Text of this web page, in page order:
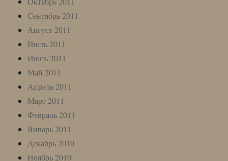
Сентябрь 2011
Август 2011
Июль 2011
Июнь 2011
Май 2011
Апрель 2011
Март 2011
Февраль 2011
Январь 2011
Декабрь 2010
Ноябрь 2010